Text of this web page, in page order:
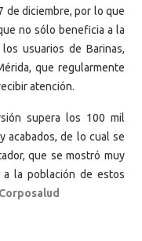
de diciembre, por lo que
no sólo beneficia a la
usuarios de Barinas,
que regularmente
atención.
supera los 100 mil
acabados, de lo cual se
que se mostró muy
la población de estos